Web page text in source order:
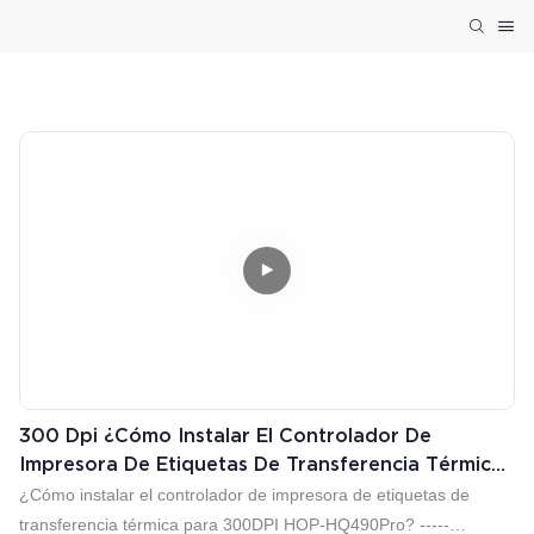
300 Dpi ¿Cómo Instalar El Controlador De
Impresora De Etiquetas De Transferencia Térmica
Para 300DPI HOP-HQ490Pro?
¿Cómo instalar el controlador de impresora de etiquetas de
transferencia térmica para 300DPI HOP-HQ490Pro? -----